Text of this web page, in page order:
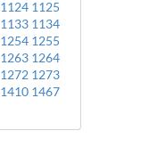
1124 1125
1133 1134
1254 1255
1263 1264
1272 1273
1410 1467